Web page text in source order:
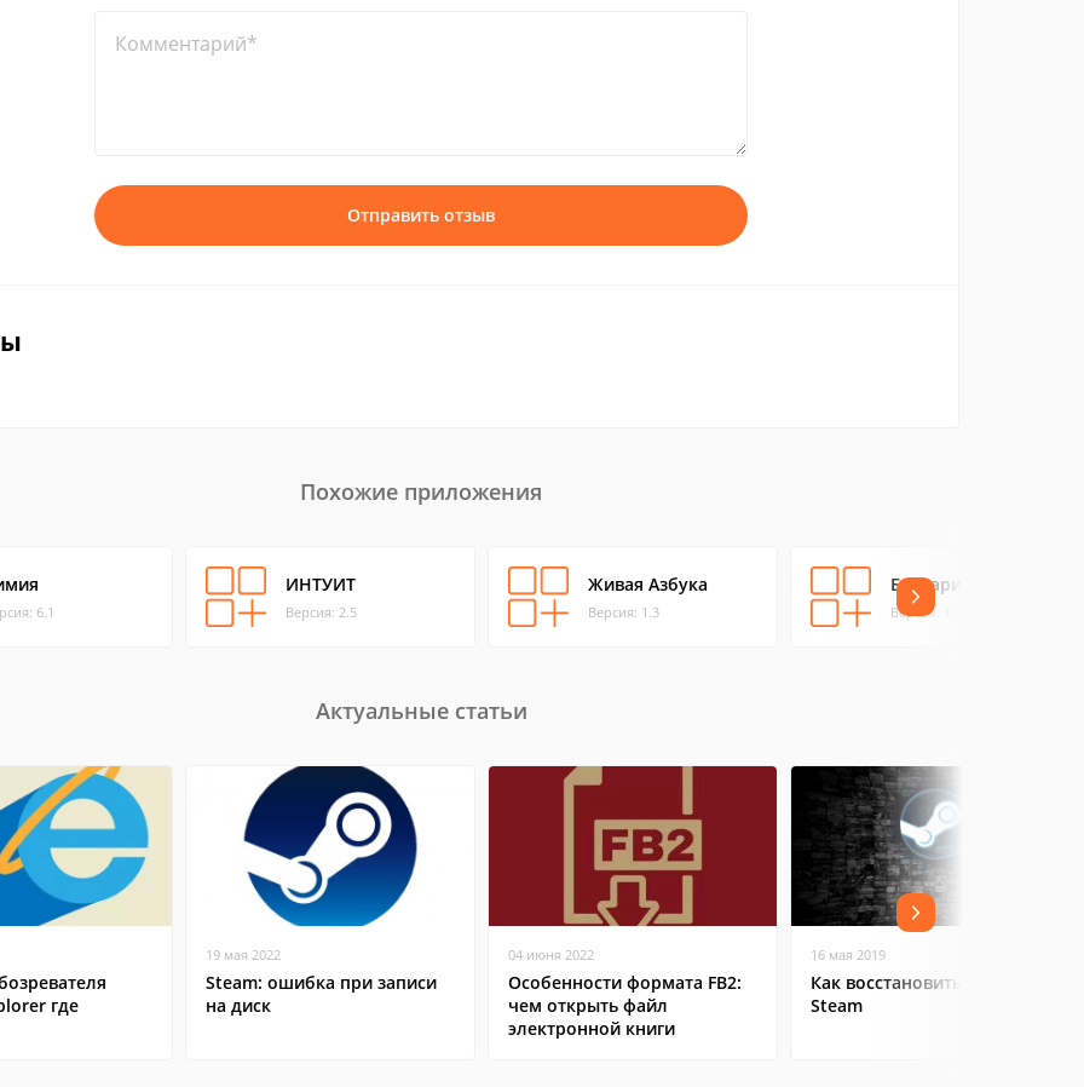
Комментарий*
Отправить отзыв
Похожие приложения
6.1
ИНТУИТ
Версия: 2.5
Живая Азбука
Версия: 1.3
Букварио
Версия: 1.9.6
Актуальные статьи
где
19 мая 2022
Steam: ошибка при записи
на диск
04 июня 2022
Особенности формата FB2:
чем открыть файл
электронной книги
16 мая 2019
Как восстановить аккаунт в
Steam